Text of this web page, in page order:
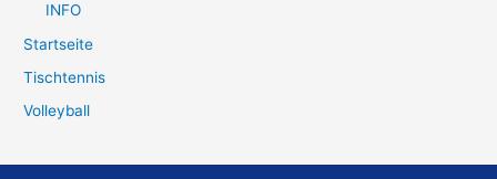
INFO
Startseite
Tischtennis
Volleyball